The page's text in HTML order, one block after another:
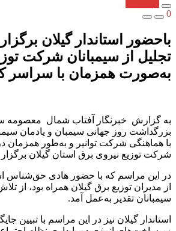
0
باحضور استاندار گیلان
تجلیل از سیمبانان شركت
به‌صورت همزمان با سراسر
به گزارش خبرنگار آفتاب شمال معصومه
بزرگداشت روز جهانی سیمبان و یادمان
با هماهنگی شرکت توانیر و به‌طور همزمان
شرکت توزیع نیروی برق استان گیلان
‌در این مراسم که با حضور هادی حق‌شناس
از مدیران توزیع برق گیلان همراه بود، از
سیمبانان تقدیر به‌عمل آمد.
‌استاندار گیلان نیز در این مراسم با تبیین